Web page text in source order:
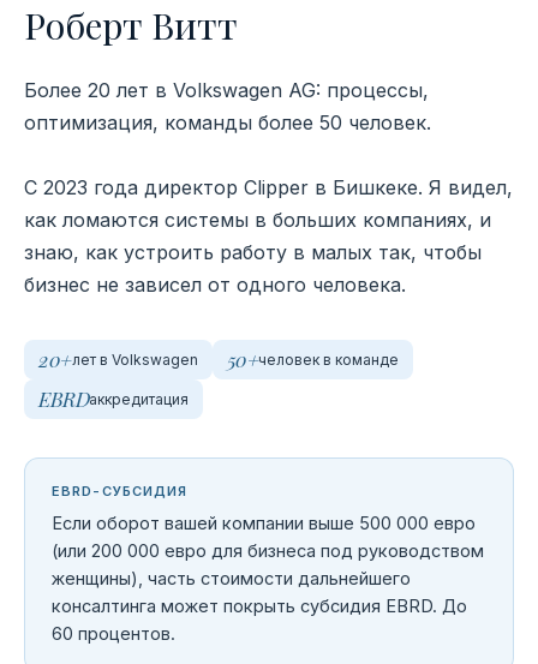
Роберт Витт
Более 20 лет в Volkswagen AG: процессы,
оптимизация, команды более 50 человек.
С 2023 года директор Clipper в Бишкеке. Я видел,
как ломаются системы в больших компаниях, и
знаю, как устроить работу в малых так, чтобы
бизнес не зависел от одного человека.
20+лет в Volkswagen 50+человек в команде
EBRDаккредитация
EBRD-СУБСИДИЯ
Если оборот вашей компании выше 500 000 евро
(или 200 000 евро для бизнеса под руководством
женщины), часть стоимости дальнейшего
консалтинга может покрыть субсидия EBRD. До
60 процентов.